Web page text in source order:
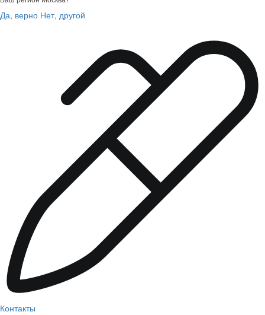
Да, верно Нет, другой
Контакты